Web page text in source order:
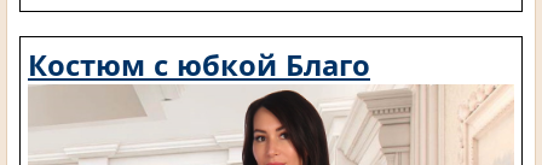
Костюм с юбкой Благо